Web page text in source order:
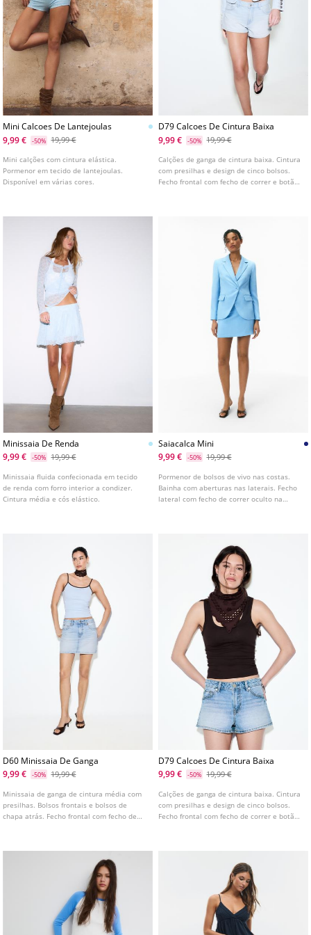
Mini Calcoes De Lantejoulas
9,99 €
-50% 19,99 €
Mini calções com cintura elástica.
Pormenor em tecido de lantejoulas.
Disponível em várias cores.
D79 Calcoes De Cintura Baixa
9,99 €
-50% 19,99 €
Calções de ganga de cintura baixa. Cintura
com presilhas e design de cinco bolsos.
Fecho frontal com fecho de correr e botão
Minissaia De Renda
9,99 €
-50% 19,99 €
Minissaia fluida confecionada em tecido
de renda com forro interior a condizer.
Cintura média e cós elástico.
Saiacalca Mini
9,99 €
-50% 19,99 €
Pormenor de bolsos de vivo nas costas.
Bainha com aberturas nas laterais. Fecho
lateral com fecho de correr oculto na
D60 Minissaia De Ganga
9,99 €
-50% 19,99 €
Minissaia de ganga de cintura média com
presilhas. Bolsos frontais e bolsos de
chapa atrás. Fecho frontal com fecho de
D79 Calcoes De Cintura Baixa
9,99 €
-50% 19,99 €
Calções de ganga de cintura baixa. Cintura
com presilhas e design de cinco bolsos.
Fecho frontal com fecho de correr e botão